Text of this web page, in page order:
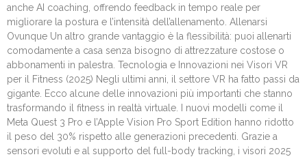
anche AI coaching, offrendo feedback in tempo reale per
migliorare la postura e l’intensità dell’allenamento. Allenarsi
Ovunque Un altro grande vantaggio è la flessibilità: puoi allenarti
comodamente a casa senza bisogno di attrezzature costose o
abbonamenti in palestra. Tecnologia e Innovazioni nei Visori VR
per il Fitness (2025) Negli ultimi anni, il settore VR ha fatto passi da
gigante. Ecco alcune delle innovazioni più importanti che stanno
trasformando il fitness in realtà virtuale. I nuovi modelli come il
Meta Quest 3 Pro e l’Apple Vision Pro Sport Edition hanno ridotto
il peso del 30% rispetto alle generazioni precedenti. Grazie a
sensori evoluti e al supporto del full-body tracking, i visori 2025